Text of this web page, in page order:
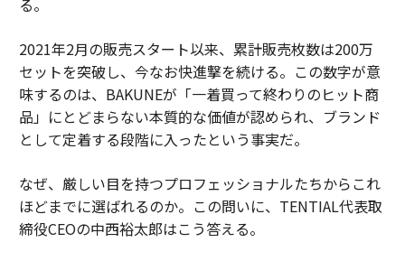
る。
2021年2月の販売スタート以来、累計販売枚数は200万
セットを突破し、今なお快進撃を続ける。この数字が意
味するのは、BAKUNEが「一着買って終わりのヒット商
品」にとどまらない本質的な価値が認められ、ブランド
として定着する段階に入ったという事実だ。
なぜ、厳しい目を持つプロフェッショナルたちからこれ
ほどまでに選ばれるのか。この問いに、TENTIAL代表取
締役CEOの中西裕太郎はこう答える。